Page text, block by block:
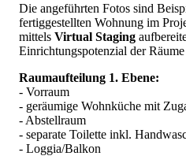
Die angeführten Fotos sind
fertiggestellten Wohnung im
mittels Virtual Staging
Einrichtungspotenzial der
Raumaufteilung 1. Ebene:
- Vorraum
- geräumige Wohnküche mit
- Abstellraum
- separate Toilette inkl.
- Loggia/Balkon